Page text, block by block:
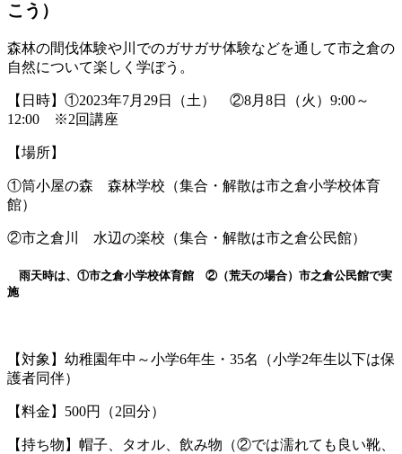
こう）
森林の間伐体験や川でのガサガサ体験などを通して市之倉の
自然について楽しく学ぼう。
【日時】①2023年7月29日（土） ②8月8日（火）9:00～
12:00 ※2回講座
【場所】
①筒小屋の森 森林学校（集合・解散は市之倉小学校体育
館）
②市之倉川 水辺の楽校（集合・解散は市之倉公民館）
雨天時は、①市之倉小学校体育館 ②（荒天の場合）市之倉公民館で実
施
【対象】幼稚園年中～小学6年生・35名（小学2年生以下は保
護者同伴）
【料金】500円（2回分）
【持ち物】帽子、タオル、飲み物（②では濡れても良い靴、